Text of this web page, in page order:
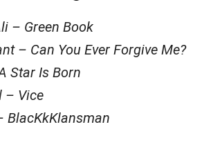
– Green Book
– Can You Ever Forgive Me?
Star Is Born
– Vice
BlacKkKlansman